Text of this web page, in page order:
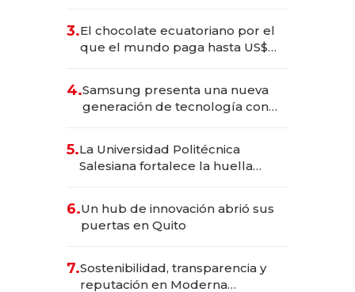
3.El chocolate ecuatoriano por el
que el mundo paga hasta US$
4.Samsung presenta una nueva
generación de tecnología con
5.La Universidad Politécnica
Salesiana fortalece la huella
6.Un hub de innovación abrió sus
puertas en Quito
7.Sostenibilidad, transparencia y
reputación en Moderna